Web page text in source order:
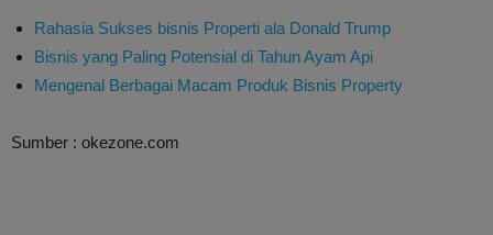
Rahasia Sukses bisnis Properti ala Donald Trump
Bisnis yang Paling Potensial di Tahun Ayam Api
Mengenal Berbagai Macam Produk Bisnis Property
Sumber : okezone.com